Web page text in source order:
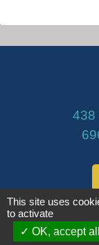
438
This site uses
to activate
OK, accept all